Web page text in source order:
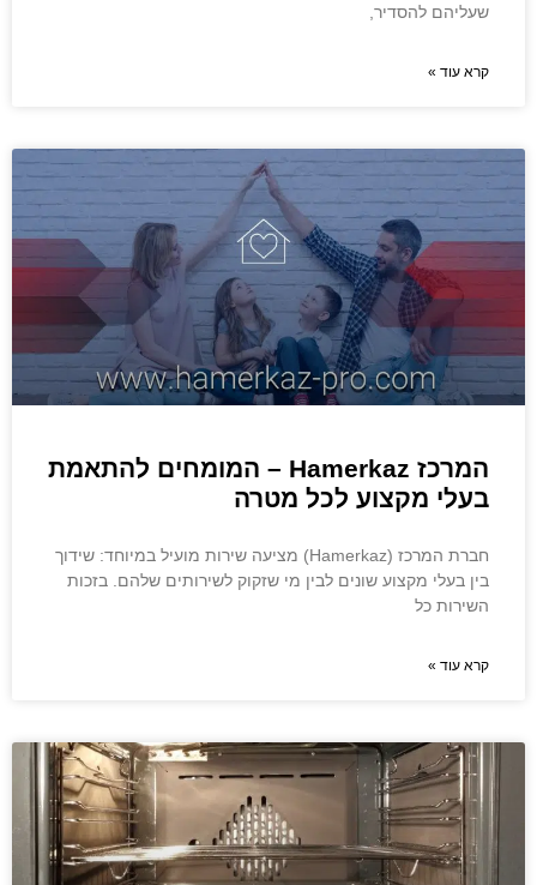
שעליהם להסדיר,
קרא עוד »
המרכז Hamerkaz – המומחים להתאמת
בעלי מקצוע לכל מטרה
חברת המרכז (Hamerkaz) מציעה שירות מועיל במיוחד: שידוך
בין בעלי מקצוע שונים לבין מי שזקוק לשירותים שלהם. בזכות
השירות כל
קרא עוד »